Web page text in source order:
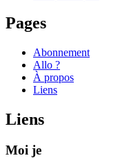
Pages
Abonnement
Allo ?
À propos
Liens
Liens
Moi je